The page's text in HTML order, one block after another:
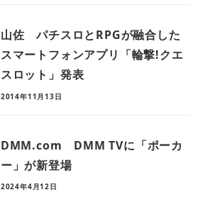
山佐 パチスロとRPGが融合した
スマートフォンアプリ「輪撃!クエ
スロット」発表
2014年11月13日
DMM.com DMM TVに「ポーカ
ー」が新登場
2024年4月12日